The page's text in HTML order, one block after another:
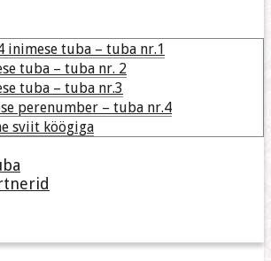
inimese tuba – tuba nr.1
tuba – tuba nr. 2
tuba – tuba nr.3
perenumber – tuba nr.4
sviit köögiga